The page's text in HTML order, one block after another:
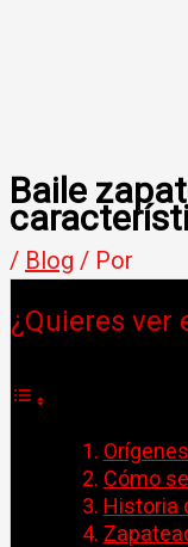
Baile
/ Blog / Por
¿Quieres ver
Cómo
Historia